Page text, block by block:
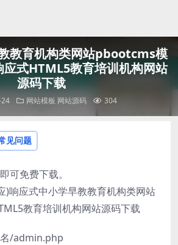
教育机构类网站pbootcms模
式HTML5教育培训机构网站
源码下载
网站模板 网站源码 304
见问题
可免费下载。
)响应式中小学早教教育机构类网站
教育培训机构网站源码下载
/admin.php